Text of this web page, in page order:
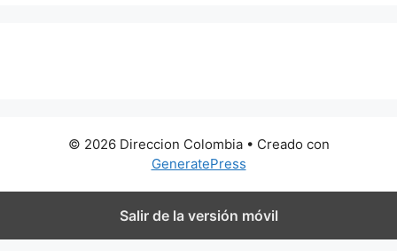
© 2026 Direccion Colombia• Creado con
GeneratePress
Salir de la versión móvil